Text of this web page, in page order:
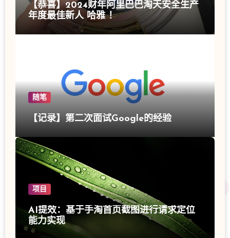
【恭喜】2024财年阿里巴巴淘天安全生产
年度最佳新人 哈雅 ！
随笔
【记录】第二次面试Google的经验
项目
AI提效：基于手淘首页截图进行请求定位
能力实现